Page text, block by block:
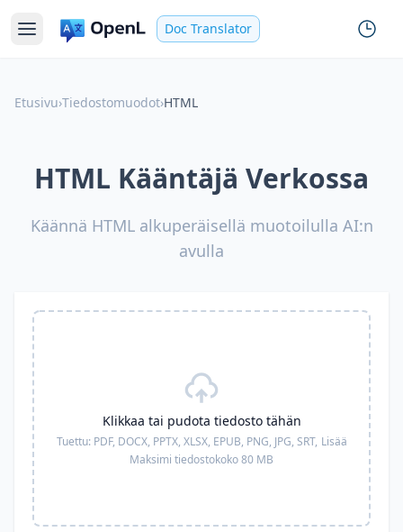
Doc Translator
Etusivu›Tiedostomuodot›HTML
HTML Kääntäjä Verkossa
Käännä HTML alkuperäisellä muotoilulla AI:n
avulla
Klikkaa tai pudota tiedosto tähän
Tuettu: PDF, DOCX, PPTX, XLSX, EPUB, PNG, JPG, SRT, Lisää
Maksimi tiedostokoko 80 MB